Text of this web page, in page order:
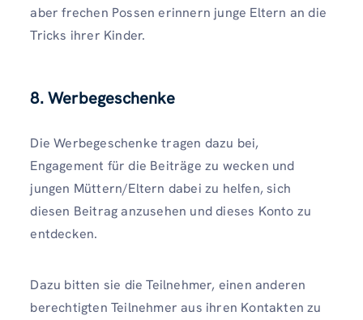
aber frechen Possen erinnern junge Eltern an die
Tricks ihrer Kinder.
8. Werbegeschenke
Die Werbegeschenke tragen dazu bei,
Engagement für die Beiträge zu wecken und
jungen Müttern/Eltern dabei zu helfen, sich
diesen Beitrag anzusehen und dieses Konto zu
entdecken.
Dazu bitten sie die Teilnehmer, einen anderen
berechtigten Teilnehmer aus ihren Kontakten zu